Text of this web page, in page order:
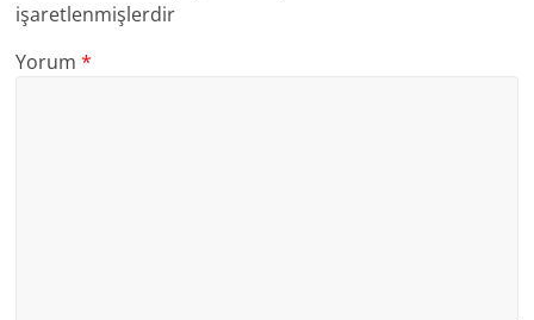
işaretlenmişlerdir
Yorum*